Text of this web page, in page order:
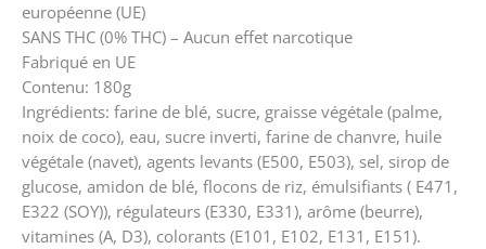
européenne (UE)
SANS THC (0% THC) – Aucun effet narcotique
Fabriqué en UE
Contenu: 180g
Ingrédients: farine de blé, sucre, graisse végétale (palme,
noix de coco), eau, sucre inverti, farine de chanvre, huile
végétale (navet), agents levants (E500, E503), sel, sirop de
glucose, amidon de blé, flocons de riz, émulsifiants ( E471,
E322 (SOY)), régulateurs (E330, E331), arôme (beurre),
vitamines (A, D3), colorants (E101, E102, E131, E151).